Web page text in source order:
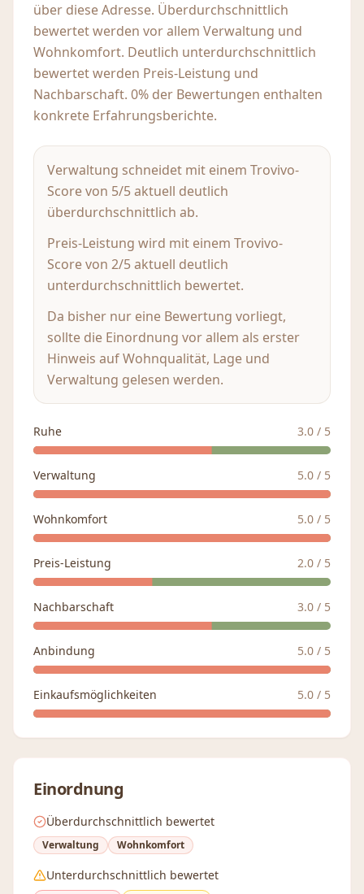
über diese Adresse. Überdurchschnittlich
bewertet werden vor allem Verwaltung und
Wohnkomfort. Deutlich unterdurchschnittlich
bewertet werden Preis-Leistung und
Nachbarschaft. 0% der Bewertungen enthalten
konkrete Erfahrungsberichte.
Verwaltung schneidet mit einem Trovivo-
Score von 5/5 aktuell deutlich
überdurchschnittlich ab.
Preis-Leistung wird mit einem Trovivo-
Score von 2/5 aktuell deutlich
unterdurchschnittlich bewertet.
Da bisher nur eine Bewertung vorliegt,
sollte die Einordnung vor allem als erster
Hinweis auf Wohnqualität, Lage und
Verwaltung gelesen werden.
Ruhe 3.0 / 5
Verwaltung 5.0 / 5
Wohnkomfort 5.0 / 5
Preis-Leistung 2.0 / 5
Nachbarschaft 3.0 / 5
Anbindung 5.0 / 5
Einkaufsmöglichkeiten 5.0 / 5
Einordnung
Überdurchschnittlich bewertet
Verwaltung Wohnkomfort
Unterdurchschnittlich bewertet